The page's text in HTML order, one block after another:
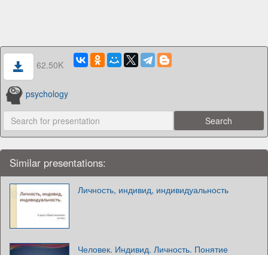
62.50K
psychology
Similar presentations:
Личность, индивид, индивидуальность
Человек. Индивид. Личность. Понятие